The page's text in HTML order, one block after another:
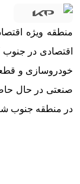
منطقه ویژه
اقتصادی در
خودروسازی و
صنعتی در حال
در منطقه جنوب